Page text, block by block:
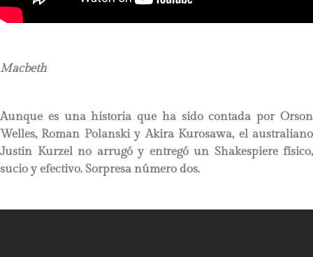
Macbeth
Aunque es una historia que ha sido contada por Orson
Welles, Roman Polanski y Akira Kurosawa, el australiano
Justin Kurzel no arrugó y entregó un Shakespiere físico,
sucio y efectivo. Sorpresa número dos.